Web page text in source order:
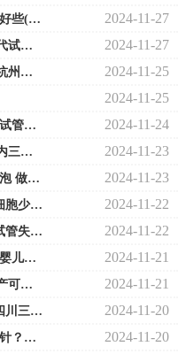
代孕公司怎样,南京三代试管哪家医院好些(南京三代试管费用明细) 2024-11-27
天意代孕网(轩汐龙凤胎是试管吗),三代试管婴儿可以可以有哪些遗传病！费用怎 2024-11-27
世纪代怀机构(喜得万金是男孩女孩),杭州生殖医院做试管价格，价格多少比较划 2024-11-25
2024-11-25
试管代孕消费清单,在西安做一份三代试管婴儿价目表，费用贵吗多少钱！ 2024-11-24
乐宝圆梦代孕(孕宝代孕中心生子),国内三代试管婴儿医院排行榜，私立的机构有 2024-11-23
代孕哪里好,做试管打什么针可以长卵泡 做试管打什么针是增加卵泡的 2024-11-23
优贝贝助孕网_国内代孕靠谱吗,男性细胞少做几代试管？ 2024-11-22
传承代孕机构_华大国际助孕怎么样,试管失败后二次费用，试管婴儿失败二次还 2024-11-22
合肥代孕机构在哪里,天门做三代试管婴儿成功率高吗？省钱策略！ 2024-11-21
好孕国际(坤和代生儿子机构),容易流产可以做试管婴儿,容易流产可以做试管婴 2024-11-21
家恩德运代孕_圆梦代孕生子多少钱,四川三代试管婴儿哪家医院比较好，透明助 2024-11-20
代孕整个过程,试管婴儿排卵针需要几针？试管婴儿排卵针多少钱？ 2024-11-20